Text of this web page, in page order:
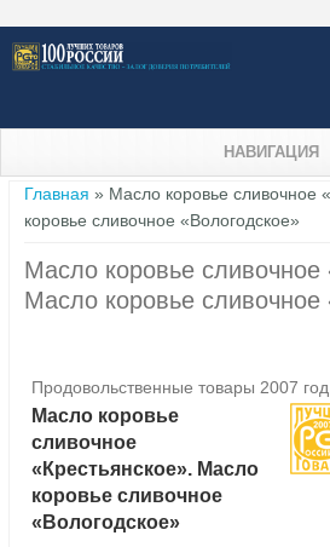
НАВИГАЦИЯ
Вы здесь
Главная » Масло коровье сливочное
коровье сливочное «Вологодское»
Масло коровье сливочное
Масло коровье сливочное
Продовольственные товары 2007 год
Масло коровье
сливочное
«Крестьянское». Масло
коровье сливочное
«Вологодское»